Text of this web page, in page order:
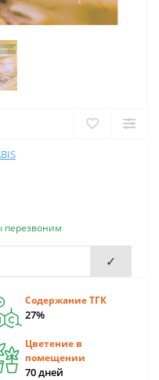
перезвоним
✓
Содержание ТГК
27%
Цветение в
помещении
70 дней